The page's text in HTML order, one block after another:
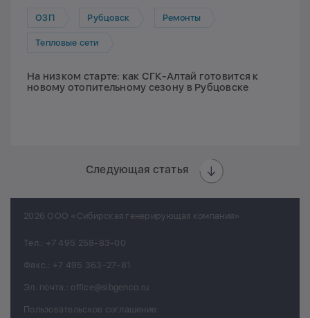
ОЗП Рубцовск Ремонты
Тепловые сети
На низком старте: как СГК-Алтай готовится к
новому отопительному сезону в Рубцовске
Следующая статья
2026 ООО «Сибирская генерирующая компания»
Тел.: +7 495 258-83-00
Факс.: +7 495 363-27-81
Эл. почта.: office@sibgenco.ru
Пользовательское соглашение